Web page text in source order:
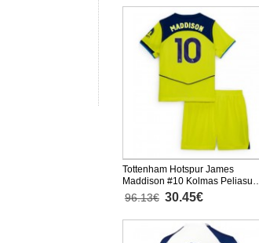
Tottenham Hotspur James
Maddison #10 Kolmas Peliasu
Lasten 2025-26 Lyhythihainen (+
Lyhyet housut)
96.13€ 30.45€